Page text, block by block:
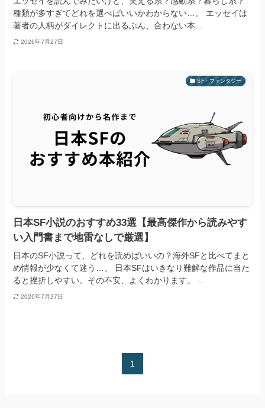
種類が多すぎてどれを選べばいいかわからない…。 エッセイは
著者の人柄がダイレクトに出るぶん、合わない本...
2026年7月27日
SF・ファンタジー
日本SF小説のおすすめ33選【最高傑作から読みやす
い入門書まで地雷なしで厳選】
日本のSF小説って、どれを読めばいいの？海外SFと比べてまと
め情報が少なくて迷う…。 日本SFはいきなり難解な作品に当た
ると挫折しやすい。その不安、よくわかります。 ...
2026年7月27日
1